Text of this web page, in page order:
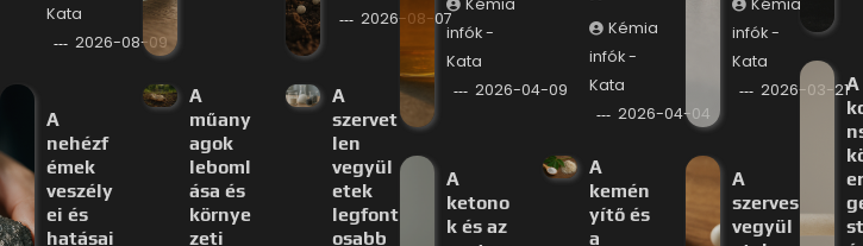
Kata
2026-08-09
2026-08-07
A
nehézf
émek
veszély
ei és
hatásai
A
műany
agok
leboml
ása és
környe
zeti
A
szervet
len
vegyül
etek
legfont
osabb
Kémia
infók -
Kata
2026-04-09
Kémia
infók -
Kata
2026-04-04
Kémia
infók -
Kata
2026-03-21
A
ketono
k és az
A
kemén
yítő és
a
A
szerves
vegyül
A